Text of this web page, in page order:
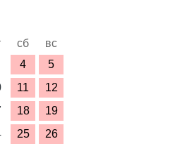
сб
вс
4
5
11
12
18
19
25
26